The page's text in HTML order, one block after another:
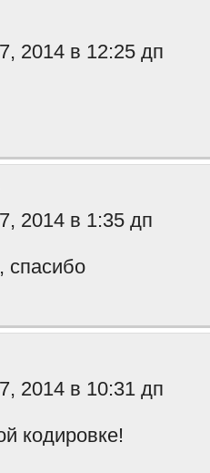
2014 в 12:25 дп
2014 в 1:35 дп
спасибо
2014 в 10:31 дп
кодировке!